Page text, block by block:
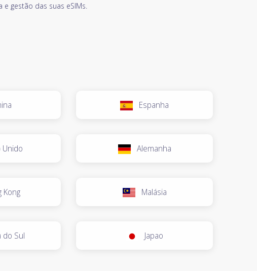
gestão das suas eSIMs.
Espanha
Unido Alemanha
Kong Malásia
do Sul Japao